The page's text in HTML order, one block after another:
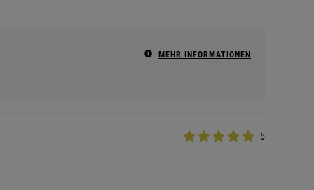
MEHR INFORMATIONEN
5